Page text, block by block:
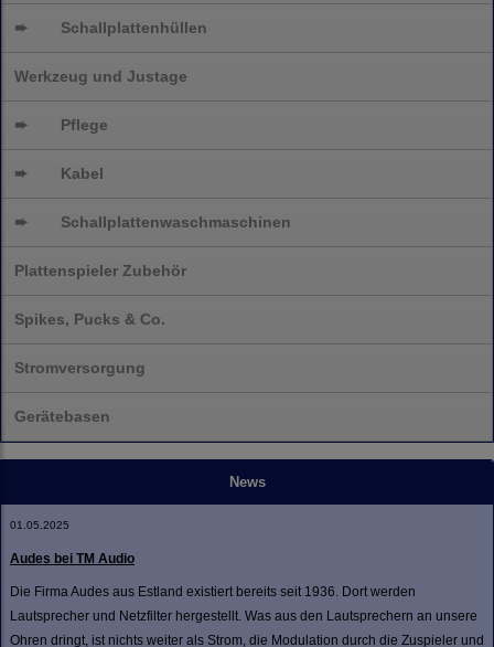
➨ Schallplattenhüllen
Werkzeug und Justage
➨ Pflege
➨ Kabel
➨ Schallplattenwaschmaschinen
Plattenspieler Zubehör
Spikes, Pucks & Co.
Stromversorgung
Gerätebasen
News
01.05.2025
Audes bei TM Audio
Die Firma Audes aus Estland existiert bereits seit 1936. Dort werden
Lautsprecher und Netzfilter hergestellt. Was aus den Lautsprechern an unsere
Ohren dringt, ist nichts weiter als Strom, die Modulation durch die Zuspieler und